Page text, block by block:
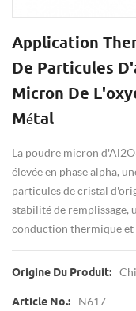
Application
De Particules
Micron De
Métal
La poudre micron
élevée en phase alpha,
particules de cristal
stabilité de remplissage,
conduction thermique et
Origine Du Produit:
Article No.: N617